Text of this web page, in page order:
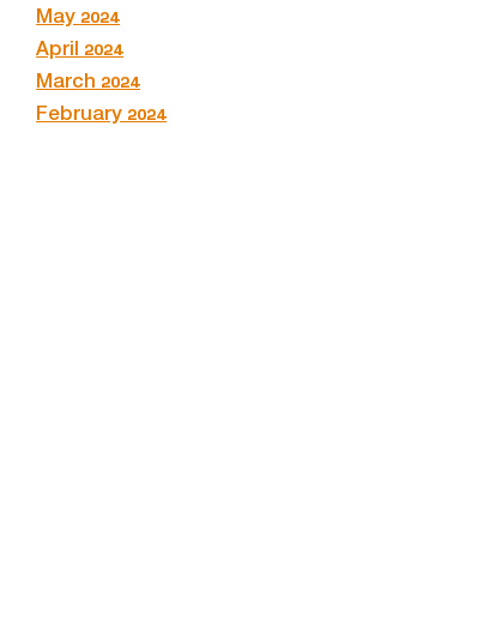
May 2024
April 2024
March 2024
February 2024